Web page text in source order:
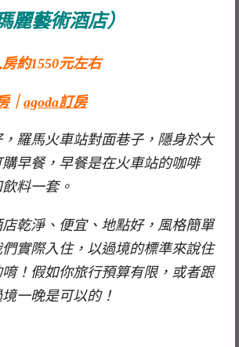
麗藝術酒店）
約1550元左右
｜ agoda訂房
羅馬火車站對面巷子，隱身於大
早餐，早餐是在火車站的咖啡
料一套。
乾淨、便宜、地點好，風格簡單
實際入住，以過境的標準來說住
！假如你旅行預算有限，或者跟
一晚是可以的！